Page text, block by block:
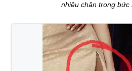
nhiêu chân trong bức